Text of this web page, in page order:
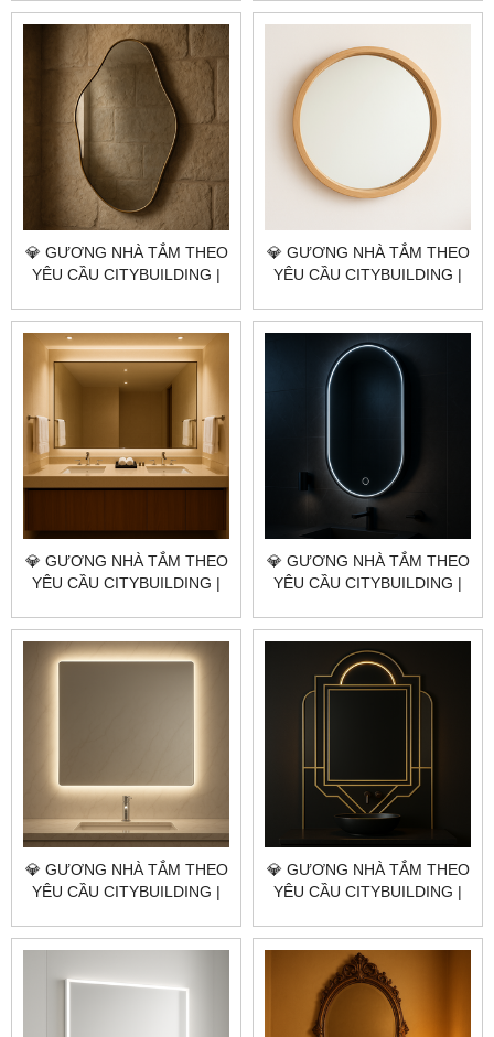
GIÁ GƯƠNG NHÀ TẮM
HUYỆN HÓC MÔN TP.HCM
GIÁ GƯƠNG NHÀ TẮM
💎 GƯƠNG NHÀ TẮM THEO
YÊU CẦU CITYBUILDING |
GIÁ GƯƠNG NHÀ TẮM
QUẬN TÂN PHÚ TP.HCM
💎 GƯƠNG NHÀ TẮM THEO
YÊU CẦU CITYBUILDING |
GIÁ GƯƠNG NHÀ TẮM
QUẬN BÌNH THẠNH TP.HCM
💎 GƯƠNG NHÀ TẮM THEO
YÊU CẦU CITYBUILDING |
GIÁ GƯƠNG NHÀ TẮM
QUẬN 11 TP.HCM
💎 GƯƠNG NHÀ TẮM THEO
YÊU CẦU CITYBUILDING |
GIÁ GƯƠNG NHÀ TẮM
QUẬN 10 TP.HCM
💎 GƯƠNG NHÀ TẮM THEO
YÊU CẦU CITYBUILDING |
GIÁ GƯƠNG NHÀ TẮM
💎 GƯƠNG NHÀ TẮM THEO
YÊU CẦU CITYBUILDING |
GIÁ GƯƠNG NHÀ TẮM
QUẬN 7 TP.HCM